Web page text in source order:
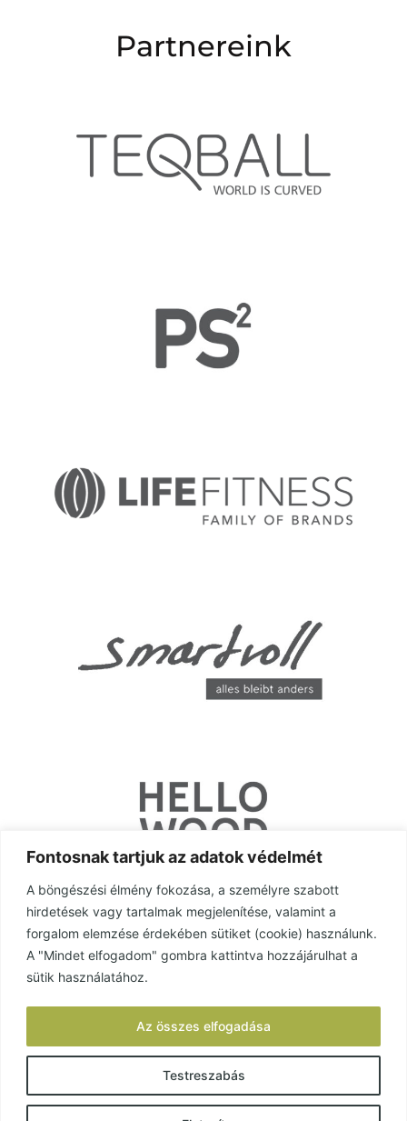
Fontosnak tartjuk az adatok védelmét
A böngészési élmény fokozása, a személyre szabott
hirdetések vagy tartalmak megjelenítése, valamint a
forgalom elemzése érdekében sütiket (cookie) használunk.
A "Mindet elfogadom" gombra kattintva hozzájárulhat a
sütik használatához.
Testreszabás
Az összes elfogadása
Partnereink